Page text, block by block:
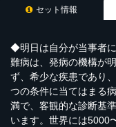
セット情報
◆明日は自分が当事者
難病は、発病の機構が
ず、希少な疾患であり
つの条件に当てはまる
満で、客観的な診断基
います。世界には5000